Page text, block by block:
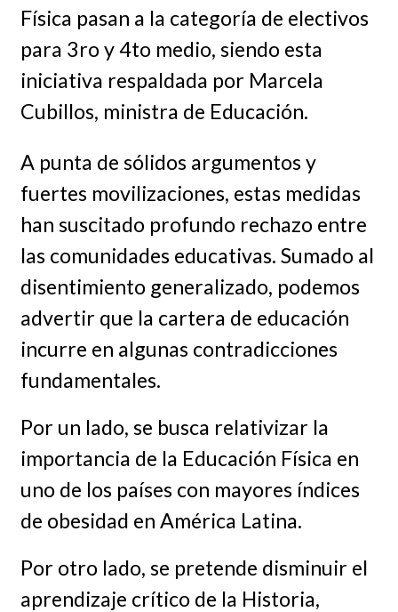
Física pasan a la categoría de electivos
para 3ro y 4to medio, siendo esta
iniciativa respaldada por Marcela
Cubillos, ministra de Educación.
A punta de sólidos argumentos y
fuertes movilizaciones, estas medidas
han suscitado profundo rechazo entre
las comunidades educativas. Sumado al
disentimiento generalizado, podemos
advertir que la cartera de educación
incurre en algunas contradicciones
fundamentales.
Por un lado, se busca relativizar la
importancia de la Educación Física en
uno de los países con mayores índices
de obesidad en América Latina.
Por otro lado, se pretende disminuir el
aprendizaje crítico de la Historia,